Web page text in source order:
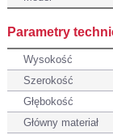
Parametry
Wysokość
Szerokość
Głębokość
Główny materiał